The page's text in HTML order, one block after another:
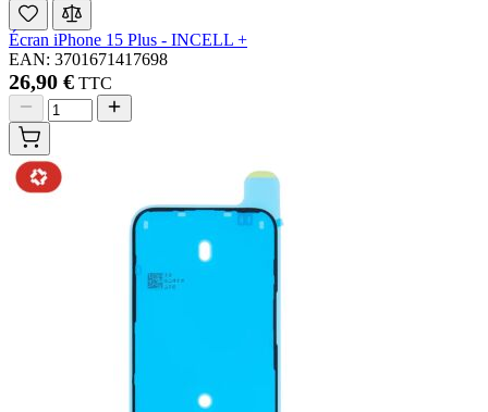
Écran iPhone 15 Plus - INCELL +
EAN: 3701671417698
26,90 € TTC